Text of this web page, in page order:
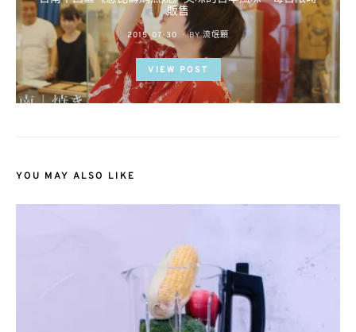
販售
POSTED
ON
2015-07-30 BY 流氓顆
VIEW POST
YOU MAY ALSO LIKE